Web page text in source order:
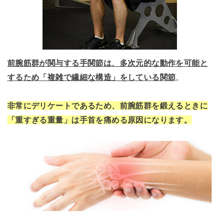
前腕筋群が関与する手関節は、多次元的な動作を可能と
するため「複雑で繊細な構造」をしている関節。
非常にデリケートであるため、前腕筋群を鍛えるときに
「重すぎる重量」は手首を痛める原因になります。